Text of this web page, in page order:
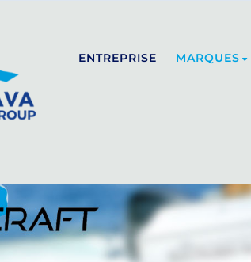
ENTREPRISE MARQUES
SEALINE
SPORT
COUPÉ